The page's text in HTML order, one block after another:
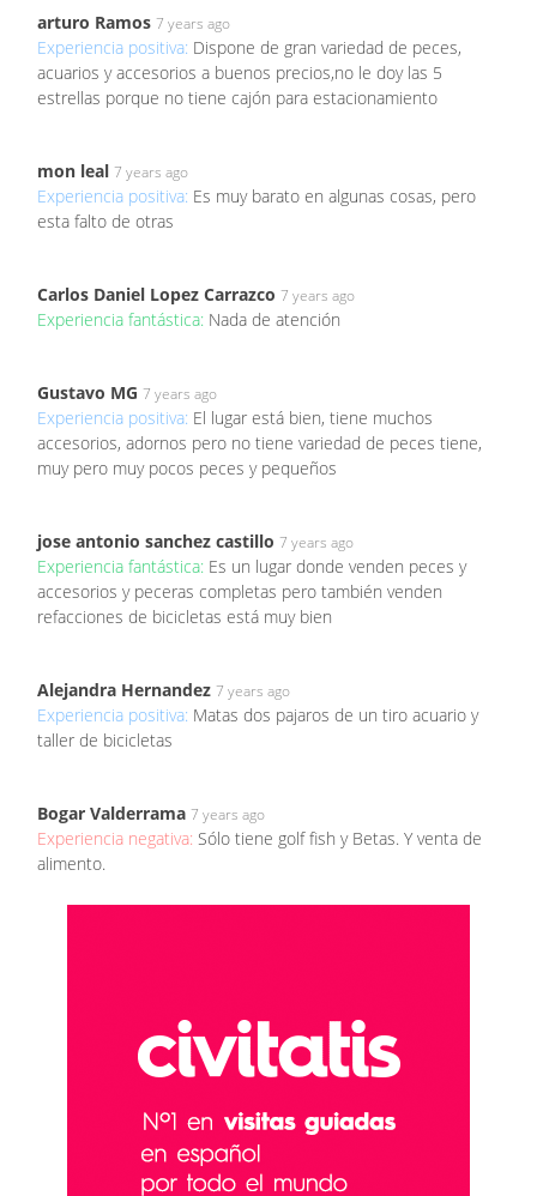
arturo Ramos 7 years ago
Experiencia positiva: Dispone de gran variedad de peces,
acuarios y accesorios a buenos precios,no le doy las 5
estrellas porque no tiene cajón para estacionamiento
mon leal 7 years ago
Experiencia positiva: Es muy barato en algunas cosas, pero
esta falto de otras
Carlos Daniel Lopez Carrazco 7 years ago
Experiencia fantástica: Nada de atención
Gustavo MG 7 years ago
Experiencia positiva: El lugar está bien, tiene muchos
accesorios, adornos pero no tiene variedad de peces tiene,
muy pero muy pocos peces y pequeños
jose antonio sanchez castillo 7 years ago
Experiencia fantástica: Es un lugar donde venden peces y
accesorios y peceras completas pero también venden
refacciones de bicicletas está muy bien
Alejandra Hernandez 7 years ago
Experiencia positiva: Matas dos pajaros de un tiro acuario y
taller de bicicletas
Bogar Valderrama 7 years ago
Experiencia negativa: Sólo tiene golf fish y Betas. Y venta de
alimento.